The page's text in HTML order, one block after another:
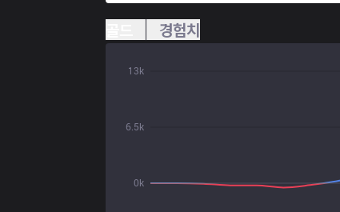
경험치
0k
6.5k
13k